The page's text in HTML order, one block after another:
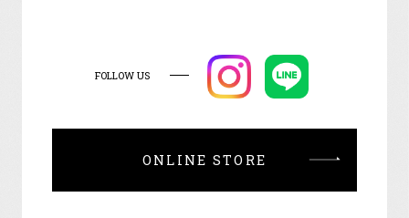
FOLLOW US
ONLINE STORE